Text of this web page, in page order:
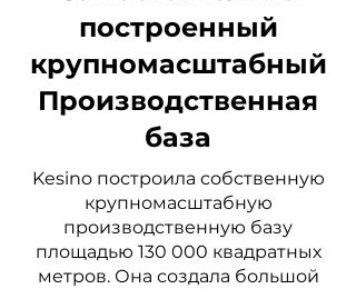
построенный
крупномасштабный
Производственная
база
Kesino построила собственную
крупномасштабную
производственную базу
площадью 130 000 квадратных
метров. Она создала большой